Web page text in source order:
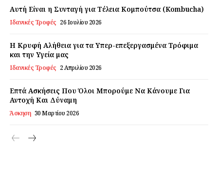
Daily Food
Αποποίηση Ευθυνών
Ο λογαριασμός μου
Αυτή Είναι η Συνταγή για Τέλεια Κομπούτσα (Kombucha)
Ιδανικές Τροφές 26 Ιουλίου 2026
Η Κρυφή Αλήθεια για τα Υπερ-επεξεργασμένα Τρόφιμα
και την Υγεία μας
Ιδανικές Τροφές 2 Απριλίου 2026
Επτά Ασκήσεις Που Όλοι Μπορούμε Να Κάνουμε Για
Αντοχή Και Δύναμη
Άσκηση 30 Μαρτίου 2026